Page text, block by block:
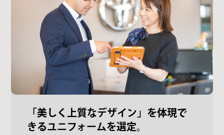
「美しく上質なデザイン」を体現で
きるユニフォームを選定。